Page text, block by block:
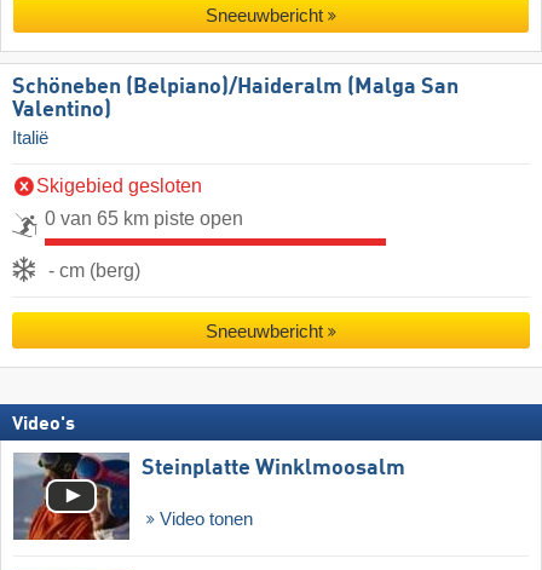
Sneeuwbericht
Schöneben (Belpiano)/​Haideralm (Malga San
Valentino)
Italië
Skigebied gesloten
0 van 65 km piste open
- cm (berg)
Sneeuwbericht
Video's
Steinplatte Winklmoosalm
Video tonen